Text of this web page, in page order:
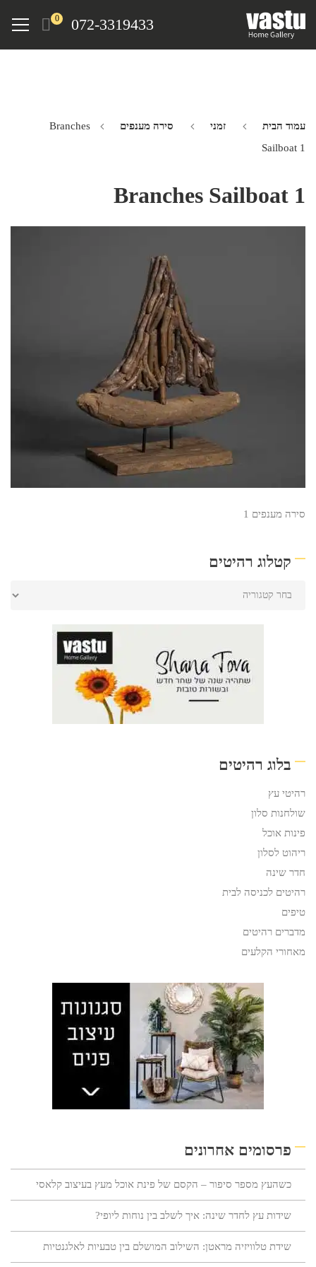
072-3319433
0
Menu
עמוד הבית זמני סירה מענפים
Branches
Sailboat 1
Branches Sailboat 1
סירה מענפים 1
קטלוג רהיטים
בלוג רהיטים
רהיטי עץ
שולחנות סלון
פינות אוכל
ריהוט לסלון
חדר שינה
רהיטים לכניסה לבית
טיפים
מדברים רהיטים
מאחורי הקלעים
פרסומים אחרונים
כשהעץ מספר סיפור – הקסם של פינת אוכל מעץ בעיצוב קלאסי
שידות עץ לחדר שינה: איך לשלב בין נוחות ליופי?
שידת טלוויזיה מראטן: השילוב המושלם בין טבעיות לאלגנטיות